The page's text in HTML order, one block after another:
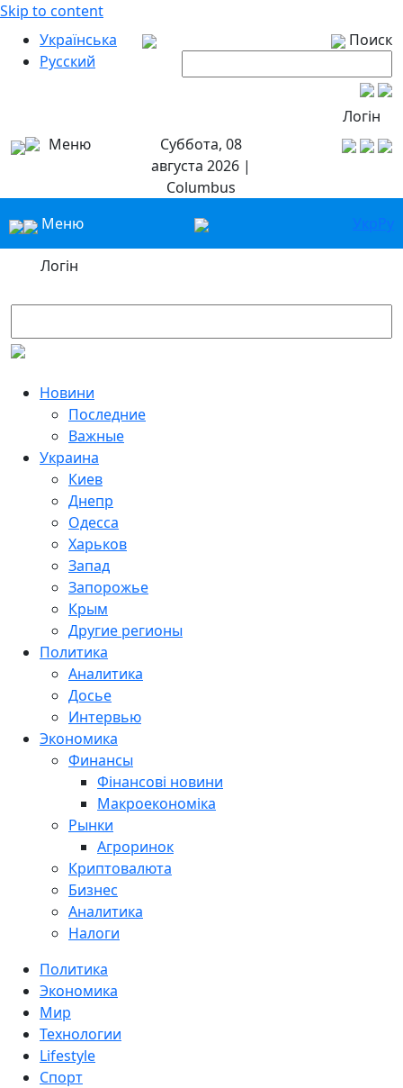
Skip to content
Українська
Русский
Поиск
Логін
Меню
Суббота, 08
августа 2026 |
Columbus
Меню
УкрРу
Логін
Новини
Последние
Важные
Украина
Киев
Днепр
Одесса
Харьков
Запад
Запорожье
Крым
Другие регионы
Политика
Аналитика
Досье
Интервью
Экономика
Финансы
Фінансові новини
Макроекономіка
Рынки
Агроринок
Криптовалюта
Бизнес
Аналитика
Налоги
Политика
Экономика
Мир
Технологии
Lifestyle
Спорт